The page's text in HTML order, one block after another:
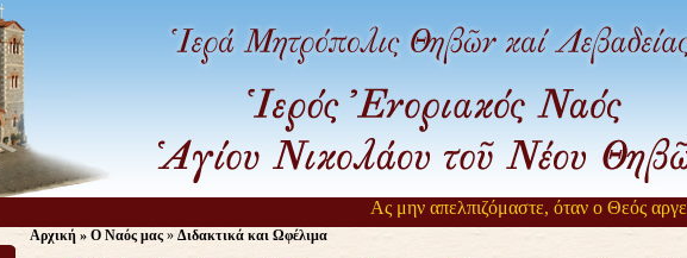
Ας μην απελπιζόμαστε, όταν ο Θεός αργεί
Αρχική» Ο Ναός μας» Διδακτικά και Ωφέλιμα